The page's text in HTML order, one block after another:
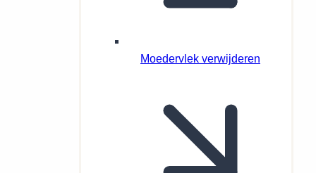
Moedervlek verwijderen